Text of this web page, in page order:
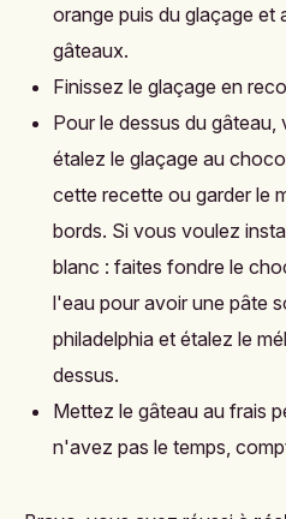
orange puis du glaçage et
gâteaux.
Finissez le glaçage en
Pour le dessus du
étalez le glaçage au
cette recette ou garder le
bords. Si vous voulez
blanc : faites fondre le
l'eau pour avoir une pâte
philadelphia et étalez le
dessus.
Mettez le gâteau au frais
n'avez pas le temps,